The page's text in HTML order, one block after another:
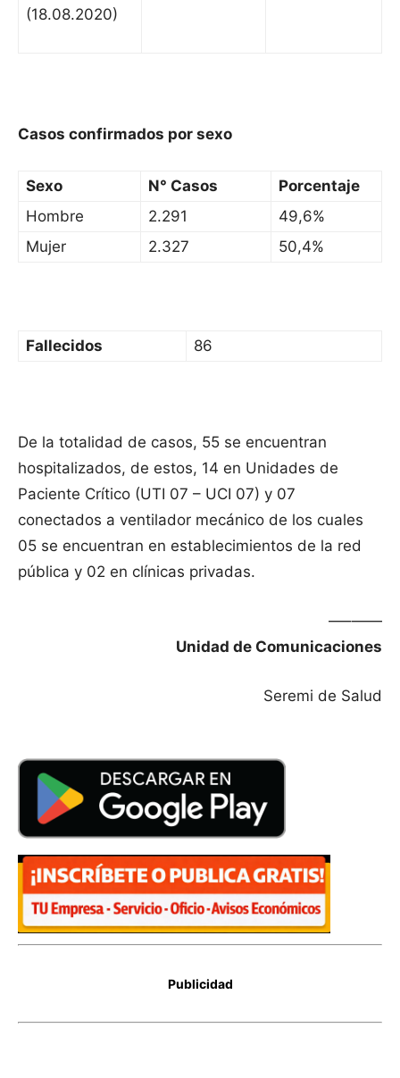
(18.08.2020)
Casos confirmados por sexo
Sexo N° Casos
Porcentaje
Hombre
2.291
49,6%
Mujer
2.327 50,4%
Fallecidos 86
De la totalidad de casos, 55 se encuentran
hospitalizados, de estos, 14 en Unidades de
Paciente Crítico (UTI 07 – UCI 07) y 07
conectados a ventilador mecánico de los cuales
05 se encuentran en establecimientos de la red
pública y 02 en clínicas privadas.
—–——
Unidad de Comunicaciones
Seremi de Salud
Publicidad